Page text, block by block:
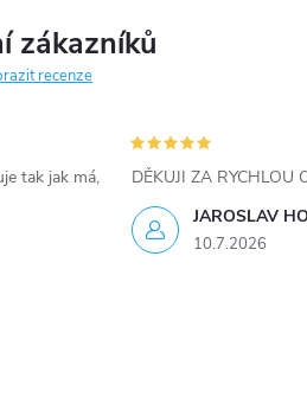
zákazníků
recenze
tak jak má,
JAROSLAV
10.7.2026
DĚKUJI ZA RYCHLOU